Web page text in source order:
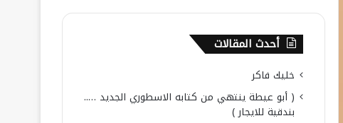
أحدث المقالات
خليك فاكر
( أبو عيطة ينتهي من كتابه الاسطوري الجديد …..
بندقية للايجار )